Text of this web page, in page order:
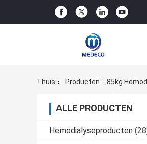
Thuis Producten 85kg
ALLE PRODUCTEN
Hemodialyseproducten